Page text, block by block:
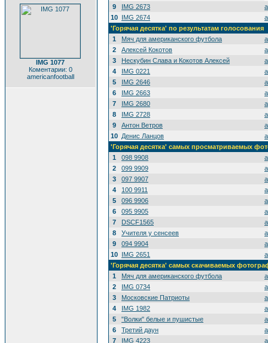
IMG 1077
Коментарии: 0
americanfootball
9
IMG 2673
10 IMG 2674
'Горячая десятка' по результатам голосования
1
Мяч для американского футбола
2
Алексей Кокотов
3
Нескубин Слава и Кокотов Алексей
4
IMG 0221
5
IMG 2646
6
IMG 2663
7
IMG 2680
8
IMG 2728
9
Антон Ветров
10 Денис Ланцов
'Горячая десятка' самых просматриваемых
1
098 9908
2
099 9909
3
097 9907
4
100 9911
5
096 9906
6
095 9905
7
DSCF1565
8
Учителя у сенсеев
9
094 9904
10 IMG 2651
'Горячая десятка' самых скачиваемых
1
Мяч для американского футбола
2
IMG 0734
3
Московские Патриоты
4
IMG 1982
5
"Волки" белые и пушистые
6
Третий даун
7
IMG 4223